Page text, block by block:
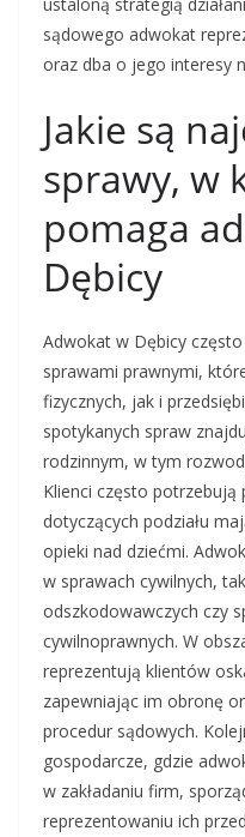
sądowego adwokat
oraz dba o jego interesy
Jakie są
sprawy, w
pomaga
Dębicy
Adwokat w Dębicy
sprawami prawnymi,
fizycznych, jak i
spotykanych spraw
rodzinnym, w tym
Klienci często
dotyczących podziału
opieki nad dziećmi.
w sprawach cywilnych,
odszkodowawczych czy
cywilnoprawnych. W
reprezentują klientów
zapewniając im obronę
procedur sądowych.
gospodarcze, gdzie
w zakładaniu firm,
reprezentowaniu ich